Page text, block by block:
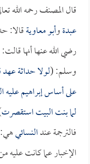
قال المصنف رحمه الله
عبدةوأبو معاويةقالا:
رضي الله عنها أنها
وسلم: (لولا حداثة
على أساس إبراهيم
لما بنت البيت استقصرت
فالترجمة عندالنسائيهي:
الإخبار عما كانت عليه